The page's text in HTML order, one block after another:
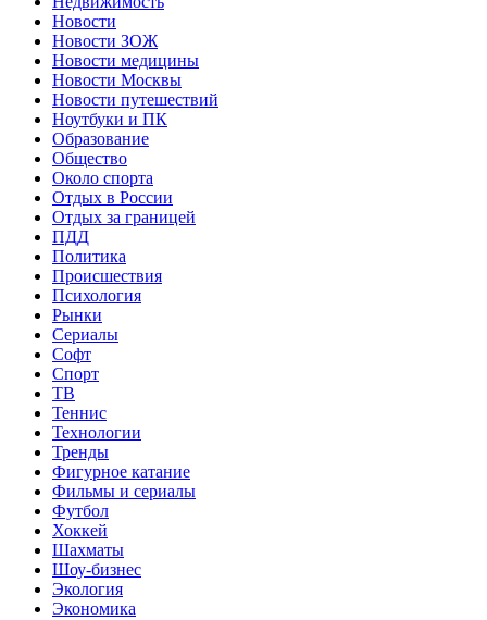
Новости
Новости ЗОЖ
Новости медицины
Новости Москвы
Новости путешествий
Ноутбуки и ПК
Образование
Общество
Около спорта
Отдых в России
Отдых за границей
ПДД
Политика
Происшествия
Психология
Рынки
Сериалы
Софт
Спорт
ТВ
Теннис
Технологии
Тренды
Фигурное катание
Фильмы и сериалы
Футбол
Хоккей
Шахматы
Шоу-бизнес
Экология
Экономика